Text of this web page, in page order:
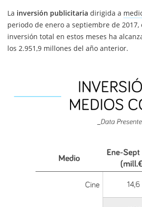
La inversión publicitaria dirigida a
periodo de enero a septiembre de
inversión total en estos meses ha
los 2.951,9 millones del año anterior.